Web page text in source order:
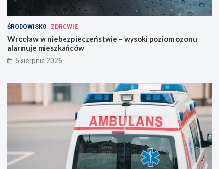
ŚRODOWISKO ZDROWIE
Wrocław w niebezpieczeństwie – wysoki poziom ozonu
alarmuje mieszkańców
5 sierpnia 2026